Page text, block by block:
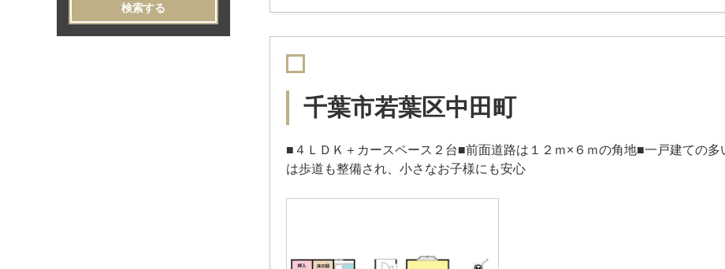
千葉市若葉区中田町
■４ＬＤＫ＋カースペース２台■前面道路は１２ｍ×６ｍの角地■一戸建ての
は歩道も整備され、小さなお子様にも安心
検索する